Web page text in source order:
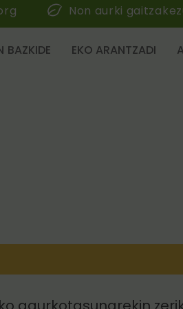
Non aurki
BAZKIDE EKO ARANTZADI